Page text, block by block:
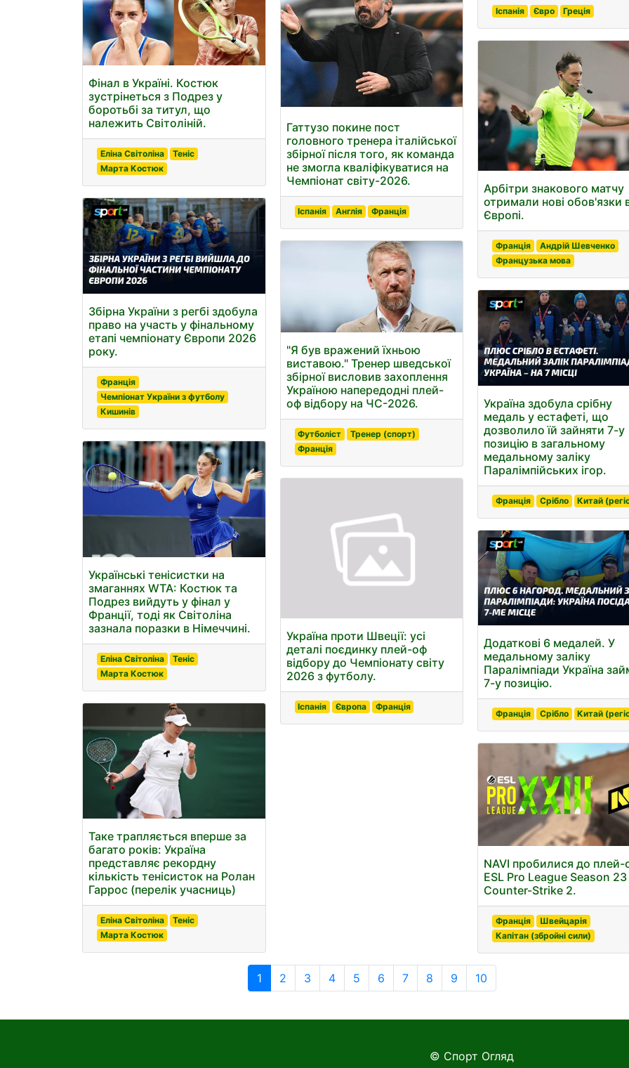
Фінал в Україні. Костюк
зустрінеться з Подрез у
боротьбі за титул, що
належить Світоліній.
Еліна Світоліна
Теніс
Марта Костюк
Збірна України з регбі здобула
право на участь у фінальному
етапі чемпіонату Європи 2026
року.
Франція
Чемпіонат України з футболу
Кишинів
Українські тенісистки на
змаганнях WTA: Костюк та
Подрез вийдуть у фінал у
Франції, тоді як Світоліна
зазнала поразки в Німеччині.
Еліна Світоліна
Теніс
Марта Костюк
Таке трапляється вперше за
багато років: Україна
представляє рекордну
кількість тенісисток на Ролан
Гаррос (перелік учасниць)
Еліна Світоліна
Теніс
Марта Костюк
Гаттузо покине пост
головного тренера італійської
збірної після того, як команда
не змогла кваліфікуватися на
Чемпіонат світу-2026.
Іспанія Англія Франція
"Я був вражений їхньою
виставою." Тренер шведської
збірної висловив захоплення
Україною напередодні плей-
оф відбору на ЧС-2026.
Футболіст
Тренер (спорт)
Франція
Україна проти Швеції: усі
деталі поєдинку плей-оф
відбору до Чемпіонату світу
2026 з футболу.
Іспанія Європа Франція
Іспанія Євро Греція
Арбітри знакового матчу
отримали нові обов'язки
Європі.
Франція
Андрій Шевченко
Французька мова
Україна здобула срібну
медаль у естафеті, що
дозволило їй зайняти 7-у
позицію в загальному
медальному заліку
Паралімпійських ігор.
Франція Срібло Китай
Додаткові 6 медалей. У
медальному заліку
Паралімпіади Україна
7-у позицію.
Франція Срібло Китай
NAVI пробилися до плей-
ESL Pro League Season
Counter-Strike 2.
Франція
Швейцарія
Капітан (збройні сили)
1 2 3 4 5 6 7 8 9 10
© Спорт Огляд